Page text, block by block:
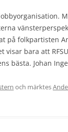
på folkpartisten
visar bara att
bästa. Johan
och märktes